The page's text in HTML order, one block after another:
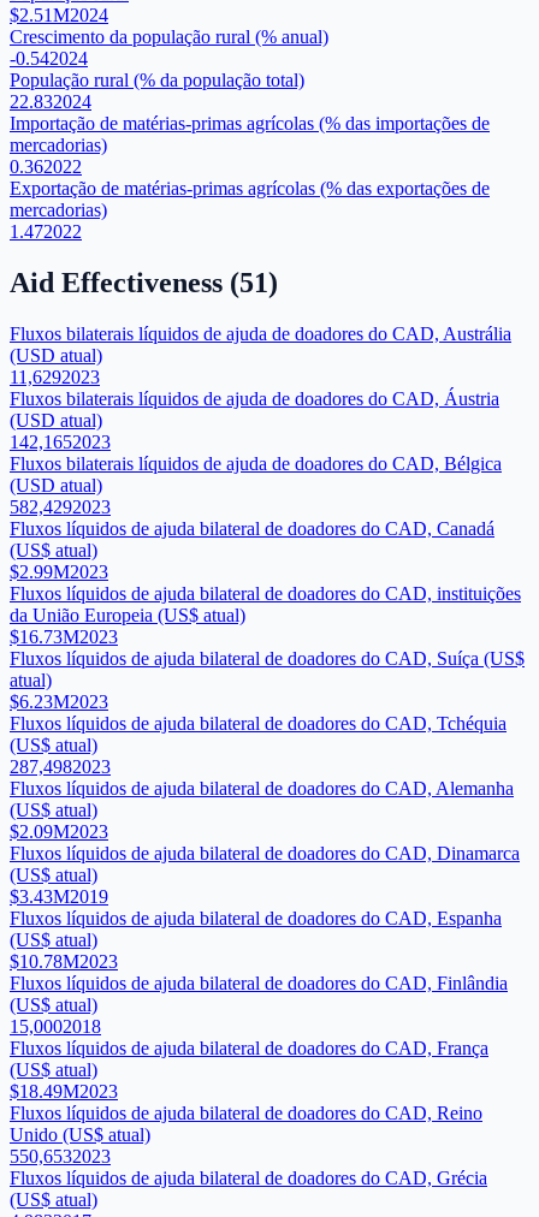
$2.51M2024
Crescimento da população rural (% anual)
-0.542024
População rural (% da população total)
22.832024
Importação de matérias-primas agrícolas (% das importações de
mercadorias)
0.362022
Exportação de matérias-primas agrícolas (% das exportações de
mercadorias)
1.472022
Aid Effectiveness (51)
Fluxos bilaterais líquidos de ajuda de doadores do CAD, Austrália
(USD atual)
11,6292023
Fluxos bilaterais líquidos de ajuda de doadores do CAD, Áustria
(USD atual)
142,1652023
Fluxos bilaterais líquidos de ajuda de doadores do CAD, Bélgica
(USD atual)
582,4292023
Fluxos líquidos de ajuda bilateral de doadores do CAD, Canadá
(US$ atual)
$2.99M2023
Fluxos líquidos de ajuda bilateral de doadores do CAD, instituições
da União Europeia (US$ atual)
$16.73M2023
Fluxos líquidos de ajuda bilateral de doadores do CAD, Suíça (US$
atual)
$6.23M2023
Fluxos líquidos de ajuda bilateral de doadores do CAD, Tchéquia
(US$ atual)
287,4982023
Fluxos líquidos de ajuda bilateral de doadores do CAD, Alemanha
(US$ atual)
$2.09M2023
Fluxos líquidos de ajuda bilateral de doadores do CAD, Dinamarca
(US$ atual)
$3.43M2019
Fluxos líquidos de ajuda bilateral de doadores do CAD, Espanha
(US$ atual)
$10.78M2023
Fluxos líquidos de ajuda bilateral de doadores do CAD, Finlândia
(US$ atual)
15,0002018
Fluxos líquidos de ajuda bilateral de doadores do CAD, França
(US$ atual)
$18.49M2023
Fluxos líquidos de ajuda bilateral de doadores do CAD, Reino
Unido (US$ atual)
550,6532023
Fluxos líquidos de ajuda bilateral de doadores do CAD, Grécia
(US$ atual)